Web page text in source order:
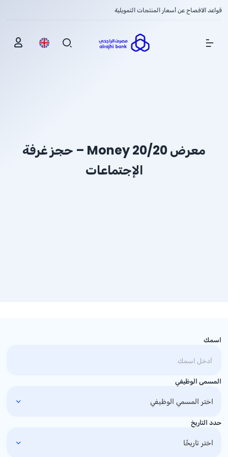
قواعد الافصاح عن أسعار المنتجات التمويلية
Show Menu
معرض Money 20/20 – حجز غرفة
الإجتماعات
اسمك
المسمى الوظيفي
حدد التاريخ